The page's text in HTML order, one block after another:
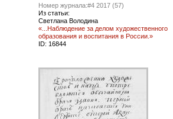
Номер журнала:#4 2017 (57)
Из статьи:
Светлана Володина
«...Наблюдение за делом художественного
образования и воспитания в России.»
ID: 16844